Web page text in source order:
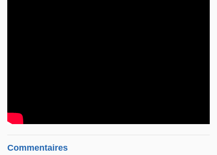
Commentaires